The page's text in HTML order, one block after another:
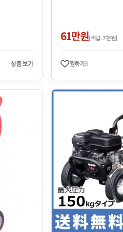
상품 보기
61만원 [적립: 7천원]
찜하기3